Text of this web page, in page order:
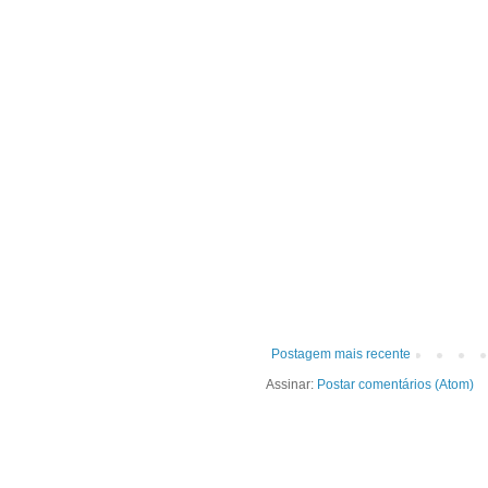
Postagem mais recente
Assinar: Postar comentários (Atom)